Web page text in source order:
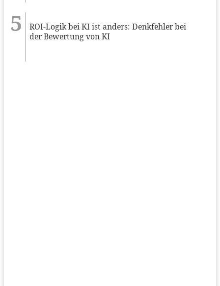
ROI-Logik bei KI ist anders: Denkfehler bei
der Bewertung von KI